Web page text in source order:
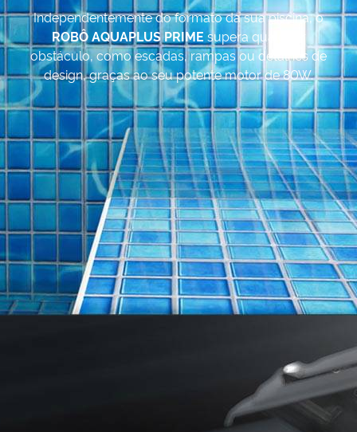
Independentemente do formato da sua piscina, o
ROBÔ AQUAPLUS PRIME supera qualquer
obstáculo, como escadas, rampas ou detalhes de
design, graças ao seu potente motor de 80W.